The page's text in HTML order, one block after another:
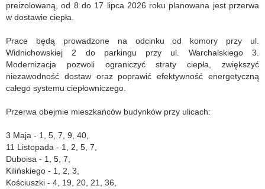
preizolowaną, od 8 do 17 lipca 2026 roku planowana jest przerwa
w dostawie ciepła.
Prace będą prowadzone na odcinku od komory przy ul.
Widnichowskiej 2 do parkingu przy ul. Warchalskiego 3.
Modernizacja pozwoli ograniczyć straty ciepła, zwiększyć
niezawodność dostaw oraz poprawić efektywność energetyczną
całego systemu ciepłowniczego.
Przerwa obejmie mieszkańców budynków przy ulicach:
3 Maja - 1, 5, 7, 9, 40,
11 Listopada - 1, 2, 5, 7,
Duboisa - 1, 5, 7,
Kilińskiego - 1, 2, 3,
Kościuszki - 4, 19, 20, 21, 36,